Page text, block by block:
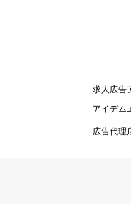
求人広告
アイデム
広告代理